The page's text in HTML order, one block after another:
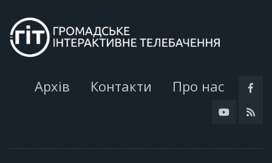
Архів Контакти Про нас